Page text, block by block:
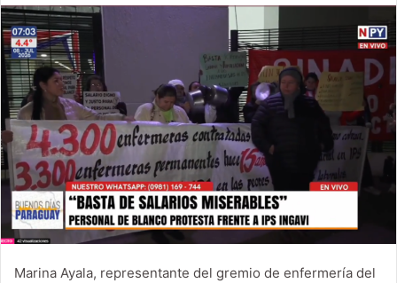
m
a
i
Marina Ayala, representante del gremio de enfermería del